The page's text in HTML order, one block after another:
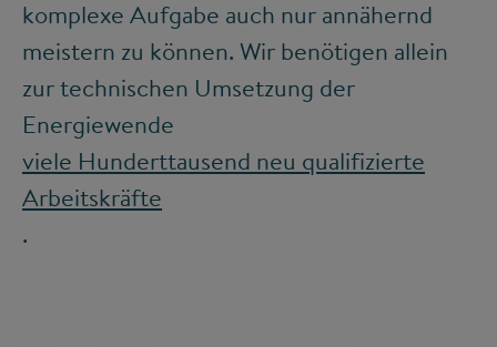
komplexe Aufgabe auch nur annähernd
meistern zu können. Wir benötigen allein
zur technischen Umsetzung der
Energiewende
viele Hunderttausend neu qualifizierte
Arbeitskräfte
.